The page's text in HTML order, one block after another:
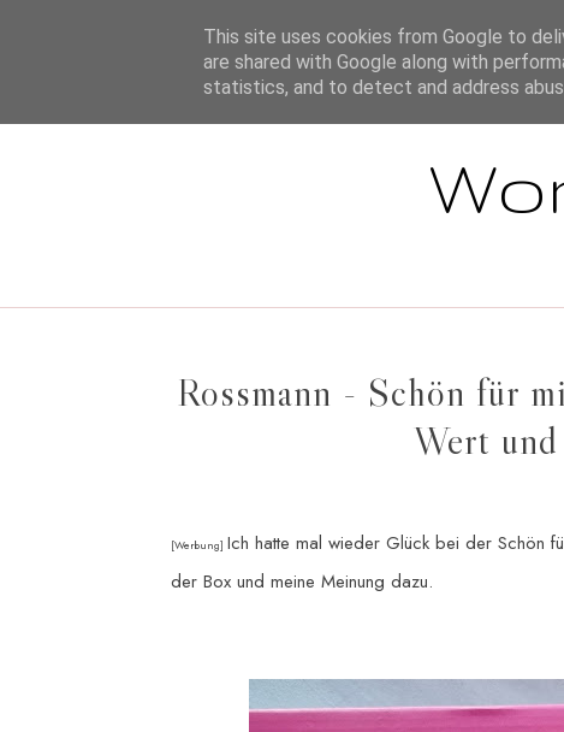
STARTSEITE
Rossmann - Schön für
Wert
[Werbung] Ich hatte mal wieder Glück bei der Schön
der Box und meine Meinung dazu.
This site uses cookies from Google to
are shared with Google along with
statistics, and to detect and address